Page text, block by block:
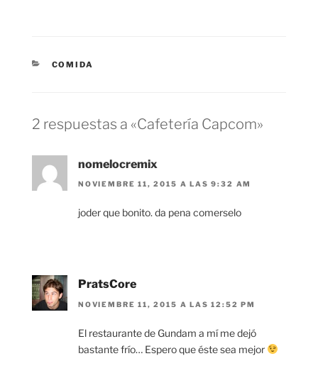
CATEGORÍAS
COMIDA
2 respuestas a «Cafetería Capcom»
nomelocremix
NOVIEMBRE 11, 2015 A LAS 9:32 AM
joder que bonito. da pena comerselo
PratsCore
NOVIEMBRE 11, 2015 A LAS 12:52 PM
El restaurante de Gundam a mí me dejó
bastante frío… Espero que éste sea mejor